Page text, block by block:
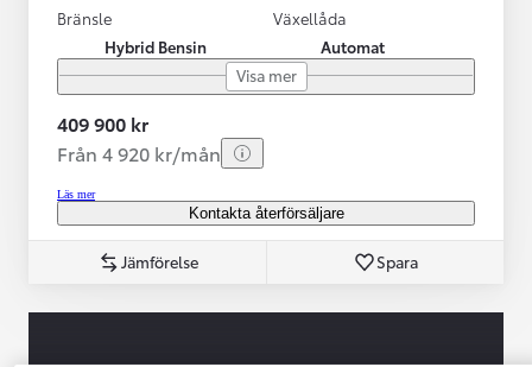
Bränsle
Hybrid Bensin
Växellåda
Automat
Visa mer
409 900 kr
Från 4 920 kr/mån
Läs mer
Kontakta återförsäljare
Jämförelse Spara